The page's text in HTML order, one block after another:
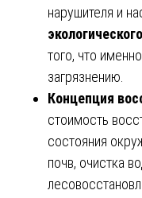
нарушителя и
того, что
загрязнению.
Концепция
стоимость
состояния
почв, очистка